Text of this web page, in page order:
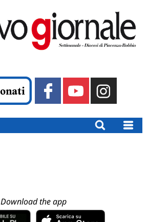
Download the app